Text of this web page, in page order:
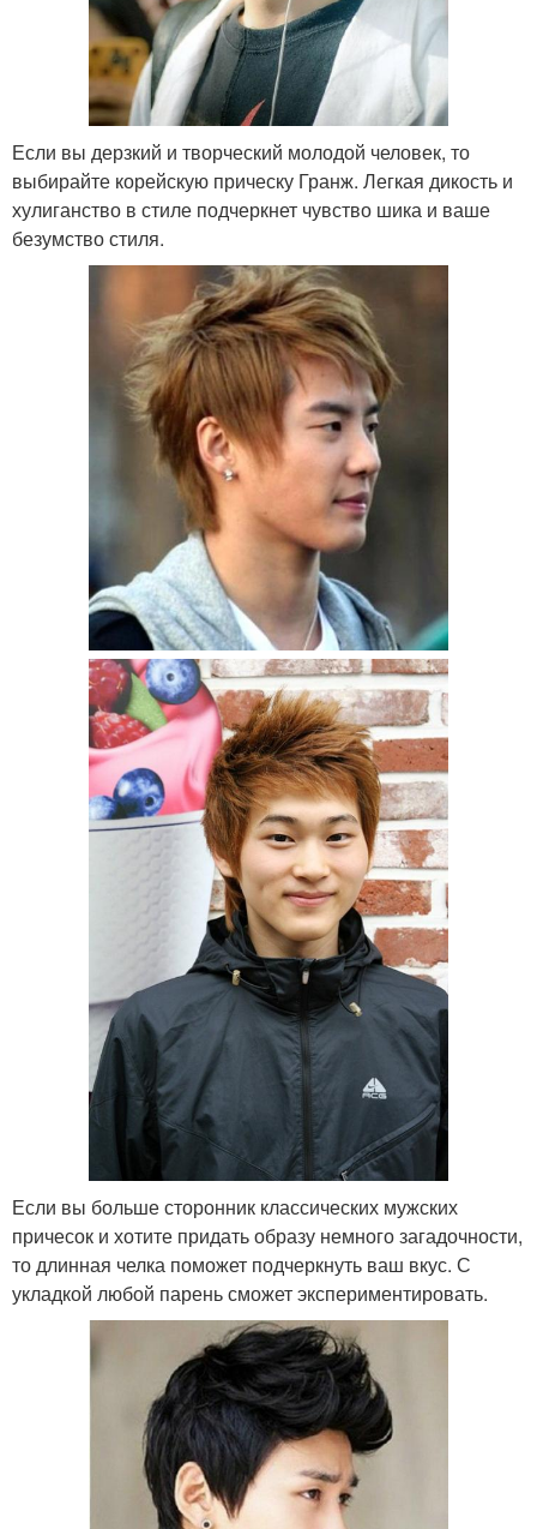
Если вы дерзкий и творческий молодой человек, то
выбирайте корейскую прическу Гранж. Легкая дикость и
хулиганство в стиле подчеркнет чувство шика и ваше
безумство стиля.
Если вы больше сторонник классических мужских
причесок и хотите придать образу немного загадочности,
то длинная челка поможет подчеркнуть ваш вкус. С
укладкой любой парень сможет экспериментировать.